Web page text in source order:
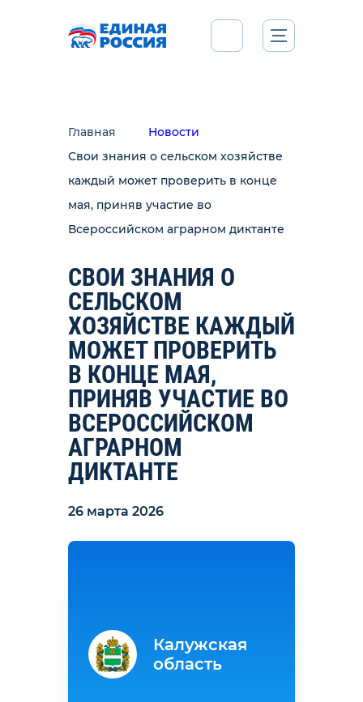
Главная
Новости
Свои знания о сельском хозяйстве
каждый может проверить в конце
мая, приняв участие во
Всероссийском аграрном диктанте
СВОИ ЗНАНИЯ О
СЕЛЬСКОМ
ХОЗЯЙСТВЕ КАЖДЫЙ
МОЖЕТ ПРОВЕРИТЬ
В КОНЦЕ МАЯ,
ПРИНЯВ УЧАСТИЕ ВО
ВСЕРОССИЙСКОМ
АГРАРНОМ
ДИКТАНТЕ
26 марта 2026
Калужская
область